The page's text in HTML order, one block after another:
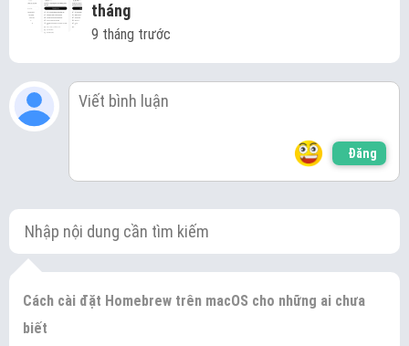
tháng
9 tháng trước
Đăng
Cách cài đặt Homebrew trên macOS cho những ai chưa
biết